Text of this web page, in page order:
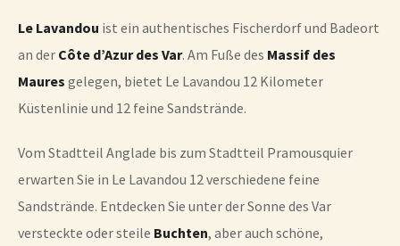
Le Lavandou ist ein authentisches Fischerdorf und Badeort
an der Côte d’Azur des Var. Am Fuße des Massif des
Maures gelegen, bietet Le Lavandou 12 Kilometer
Küstenlinie und 12 feine Sandstrände.
Vom Stadtteil Anglade bis zum Stadtteil Pramousquier
erwarten Sie in Le Lavandou 12 verschiedene feine
Sandstrände. Entdecken Sie unter der Sonne des Var
versteckte oder steile Buchten, aber auch schöne,